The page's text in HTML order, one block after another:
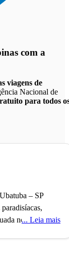
com a
viagens de
Nacional de
para todos
– SP
no litoralLeia mais